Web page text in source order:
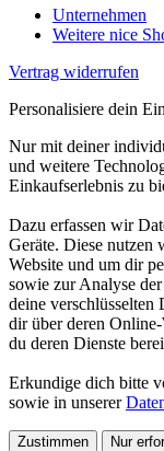
Unternehmen
Weitere nice
Vertrag widerrufen
Personalisiere dein
Nur mit deiner
und weitere
Einkaufserlebnis zu
Dazu erfassen wir
Geräte. Diese nutzen
Website und um dir
sowie zur Analyse
deine verschlüsselten
dir über deren
du deren Dienste
Erkundige dich bitte
sowie in unserer
Zustimmen Nur